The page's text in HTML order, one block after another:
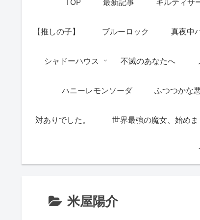
【推しの子】 ブルーロック 真夜中
シャドーハウス 不滅のあなたへ
ハニーレモンソーダ ふつつかな
対ありでした。 世界最強の魔女、始めま
米屋陽介